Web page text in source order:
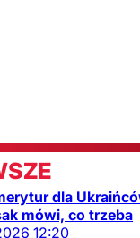
dla
mówi, co trzeba
12:20